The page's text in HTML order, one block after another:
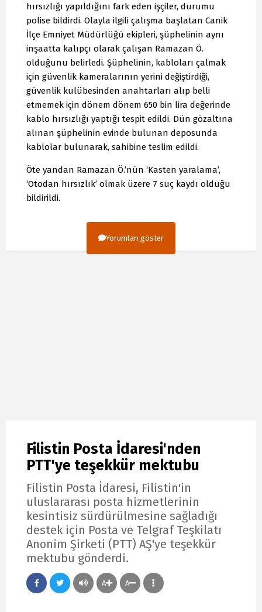
hırsızlığı yapıldığını fark eden işçiler, durumu
polise bildirdi. Olayla ilgili çalışma başlatan Canik
İlçe Emniyet Müdürlüğü ekipleri, şüphelinin aynı
inşaatta kalıpçı olarak çalışan Ramazan Ö.
olduğunu belirledi. Şüphelinin, kabloları çalmak
için güvenlik kameralarının yerini değiştirdiği,
güvenlik kulübesinden anahtarları alıp belli
etmemek için dönem dönem 650 bin lira değerinde
kablo hırsızlığı yaptığı tespit edildi. Dün gözaltına
alınan şüphelinin evinde bulunan deposunda
kablolar bulunarak, sahibine teslim edildi.
Öte yandan Ramazan Ö.’nün ‘Kasten yaralama’,
‘Otodan hırsızlık’ olmak üzere 7 suç kaydı olduğu
bildirildi.
Yorumları göster
Filistin Posta İdaresi'nden
PTT'ye teşekkür mektubu
Filistin Posta İdaresi, Filistin'in
uluslararası posta hizmetlerinin
kesintisiz sürdürülmesine sağladığı
destek için Posta ve Telgraf Teşkilatı
Anonim Şirketi (PTT) AŞ'ye teşekkür
mektubu gönderdi.
A A